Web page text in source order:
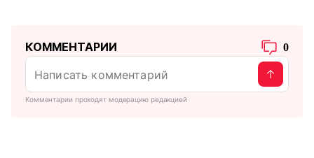
КОММЕНТАРИИ 0
Комментарии проходят модерацию редакцией